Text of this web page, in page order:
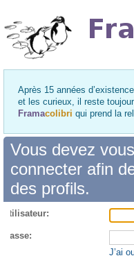
Après 15 années
et les curieux, il reste
Framacolibri qui prend la
Vous devez
connecter afin
des profils.
passe:
J’ai